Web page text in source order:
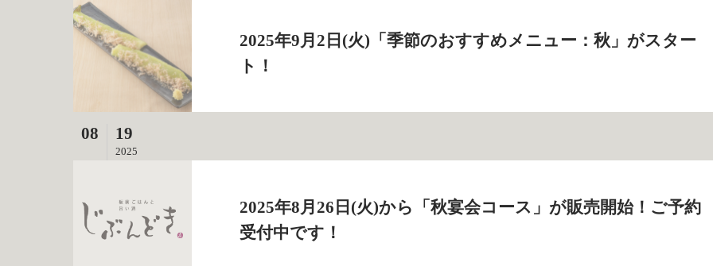
2025年9月2日(火)「季節のおすすめメニュー：秋」がスター
ト！
08 19
2025
2025年8月26日(火)から「秋宴会コース」が販売開始！ご予約
受付中です！